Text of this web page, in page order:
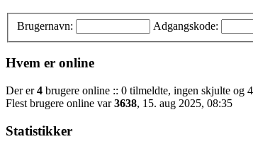
Brugernavn: Adgangskode:
Hvem er online
Der er4 brugere online :: 0 tilmeldte, ingen skjulte og
Flest brugere online var3638, 15. aug 2025, 08:35
Statistikker